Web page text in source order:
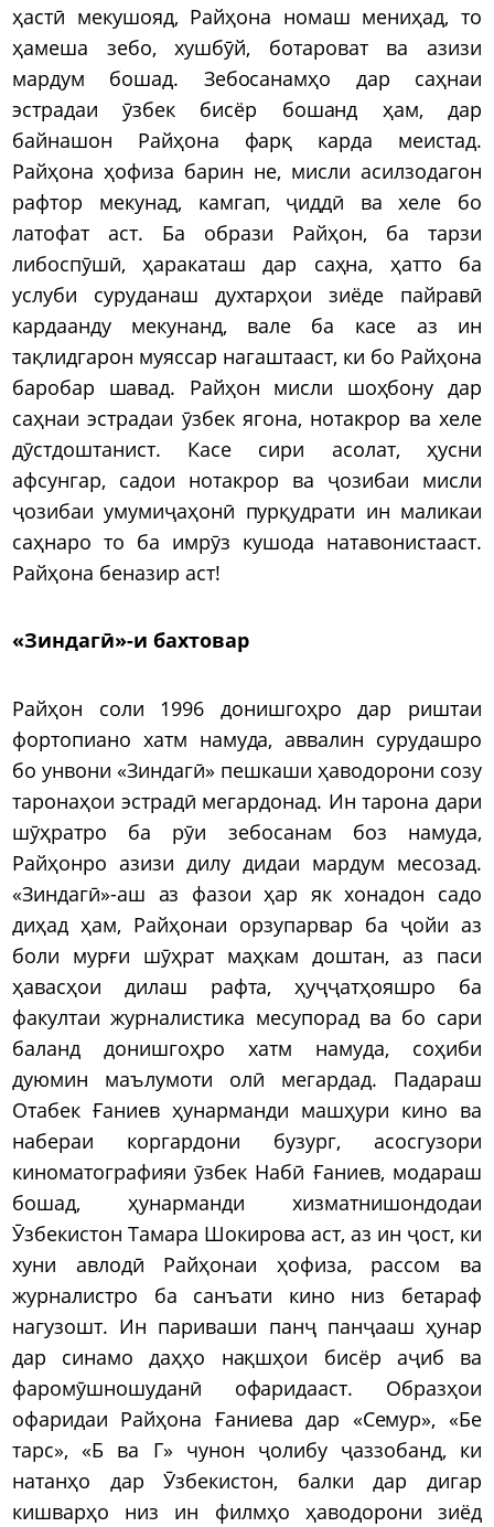
ҳастӣ мекушояд, Райҳона номаш мениҳад, то
ҳамеша зебо, хушбӯй, ботароват ва азизи
мардум бошад. Зебосанамҳо дар саҳнаи
эстрадаи ӯзбек бисёр бошанд ҳам, дар
байнашон Райҳона фарқ карда меистад.
Райҳона ҳофиза барин не, мисли асилзодагон
рафтор мекунад, камгап, ҷиддӣ ва хеле бо
латофат аст. Ба образи Райҳон, ба тарзи
либоспӯшӣ, ҳаракаташ дар саҳна, ҳатто ба
услуби суруданаш духтарҳои зиёде пайравӣ
кардаанду мекунанд, вале ба касе аз ин
тақлидгарон муяссар нагаштааст, ки бо Райҳона
баробар шавад. Райҳон мисли шоҳбону дар
саҳнаи эстрадаи ӯзбек ягона, нотакрор ва хеле
дӯстдоштанист. Касе сири асолат, ҳусни
афсунгар, садои нотакрор ва ҷозибаи мисли
ҷозибаи умумиҷаҳонӣ пурқудрати ин маликаи
саҳнаро то ба имрӯз кушода натавонистааст.
Райҳона беназир аст!
«Зиндагӣ»-и бахтовар
Райҳон соли 1996 донишгоҳро дар риштаи
фортопиано хатм намуда, аввалин сурудашро
бо унвони «Зиндагӣ» пешкаши ҳаводорони созу
таронаҳои эстрадӣ мегардонад. Ин тарона дари
шӯҳратро ба рӯи зебосанам боз намуда,
Райҳонро азизи дилу дидаи мардум месозад.
«Зиндагӣ»-аш аз фазои ҳар як хонадон садо
диҳад ҳам, Райҳонаи орзупарвар ба ҷойи аз
боли мурғи шӯҳрат маҳкам доштан, аз паси
ҳавасҳои дилаш рафта, ҳуҷҷатҳояшро ба
факултаи журналистика месупорад ва бо сари
баланд донишгоҳро хатм намуда, соҳиби
дуюмин маълумоти олӣ мегардад. Падараш
Отабек Ғаниев ҳунарманди машҳури кино ва
набераи коргардони бузург, асосгузори
киноматографияи ӯзбек Набӣ Ғаниев, модараш
бошад, ҳунарманди хизматнишондодаи
Ӯзбекистон Тамара Шокирова аст, аз ин ҷост, ки
хуни авлодӣ Райҳонаи ҳофиза, рассом ва
журналистро ба санъати кино низ бетараф
нагузошт. Ин париваши панҷ панҷааш ҳунар
дар синамо даҳҳо нақшҳои бисёр аҷиб ва
фаромӯшношуданӣ офаридааст. Образҳои
офаридаи Райҳона Ғаниева дар «Семур», «Бе
тарс», «Б ва Г» чунон ҷолибу ҷаззобанд, ки
натанҳо дар Ӯзбекистон, балки дар дигар
кишварҳо низ ин филмҳо ҳаводорони зиёд